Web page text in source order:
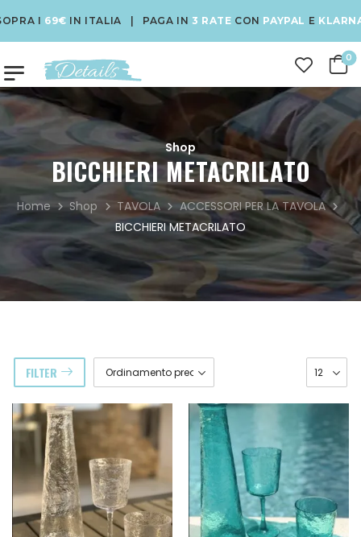
I69€ IN ITALIA | PAGA IN3 RATECON PAYPALEKLARNA|
0
Shop
BICCHIERI METACRILATO
Home Shop TAVOLA
ACCESSORI PER LA TAVOLA
BICCHIERI METACRILATO
FILTER